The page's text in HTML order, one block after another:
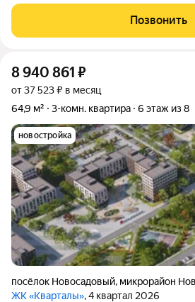
холодильник! Планировка: две
проходная гостиная, раздельный
Позвонить
8 940 861 ₽
от 37 523 ₽ в месяц
64,9 м²
3-комн. квартира 6 этаж из 8
новостройка
посёлок Новосадовый, микрорайон
ЖК «Кварталы», 4 квартал 2026